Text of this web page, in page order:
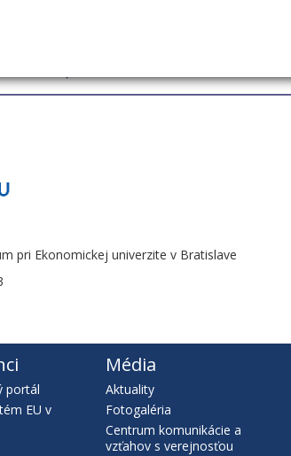
pri Ekonomickej univerzite v Bratislave
portál
EU v
Média
Aktuality
Fotogaléria
Centrum komunikácie a
vzťahov s verejnosťou